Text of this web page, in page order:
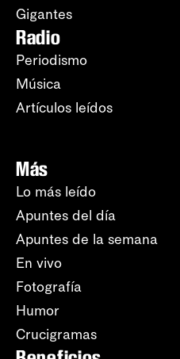
Gigantes
Radio
Periodismo
Música
Artículos leídos
Más
Lo más leído
Apuntes del día
Apuntes de la semana
En vivo
Fotografía
Humor
Crucigramas